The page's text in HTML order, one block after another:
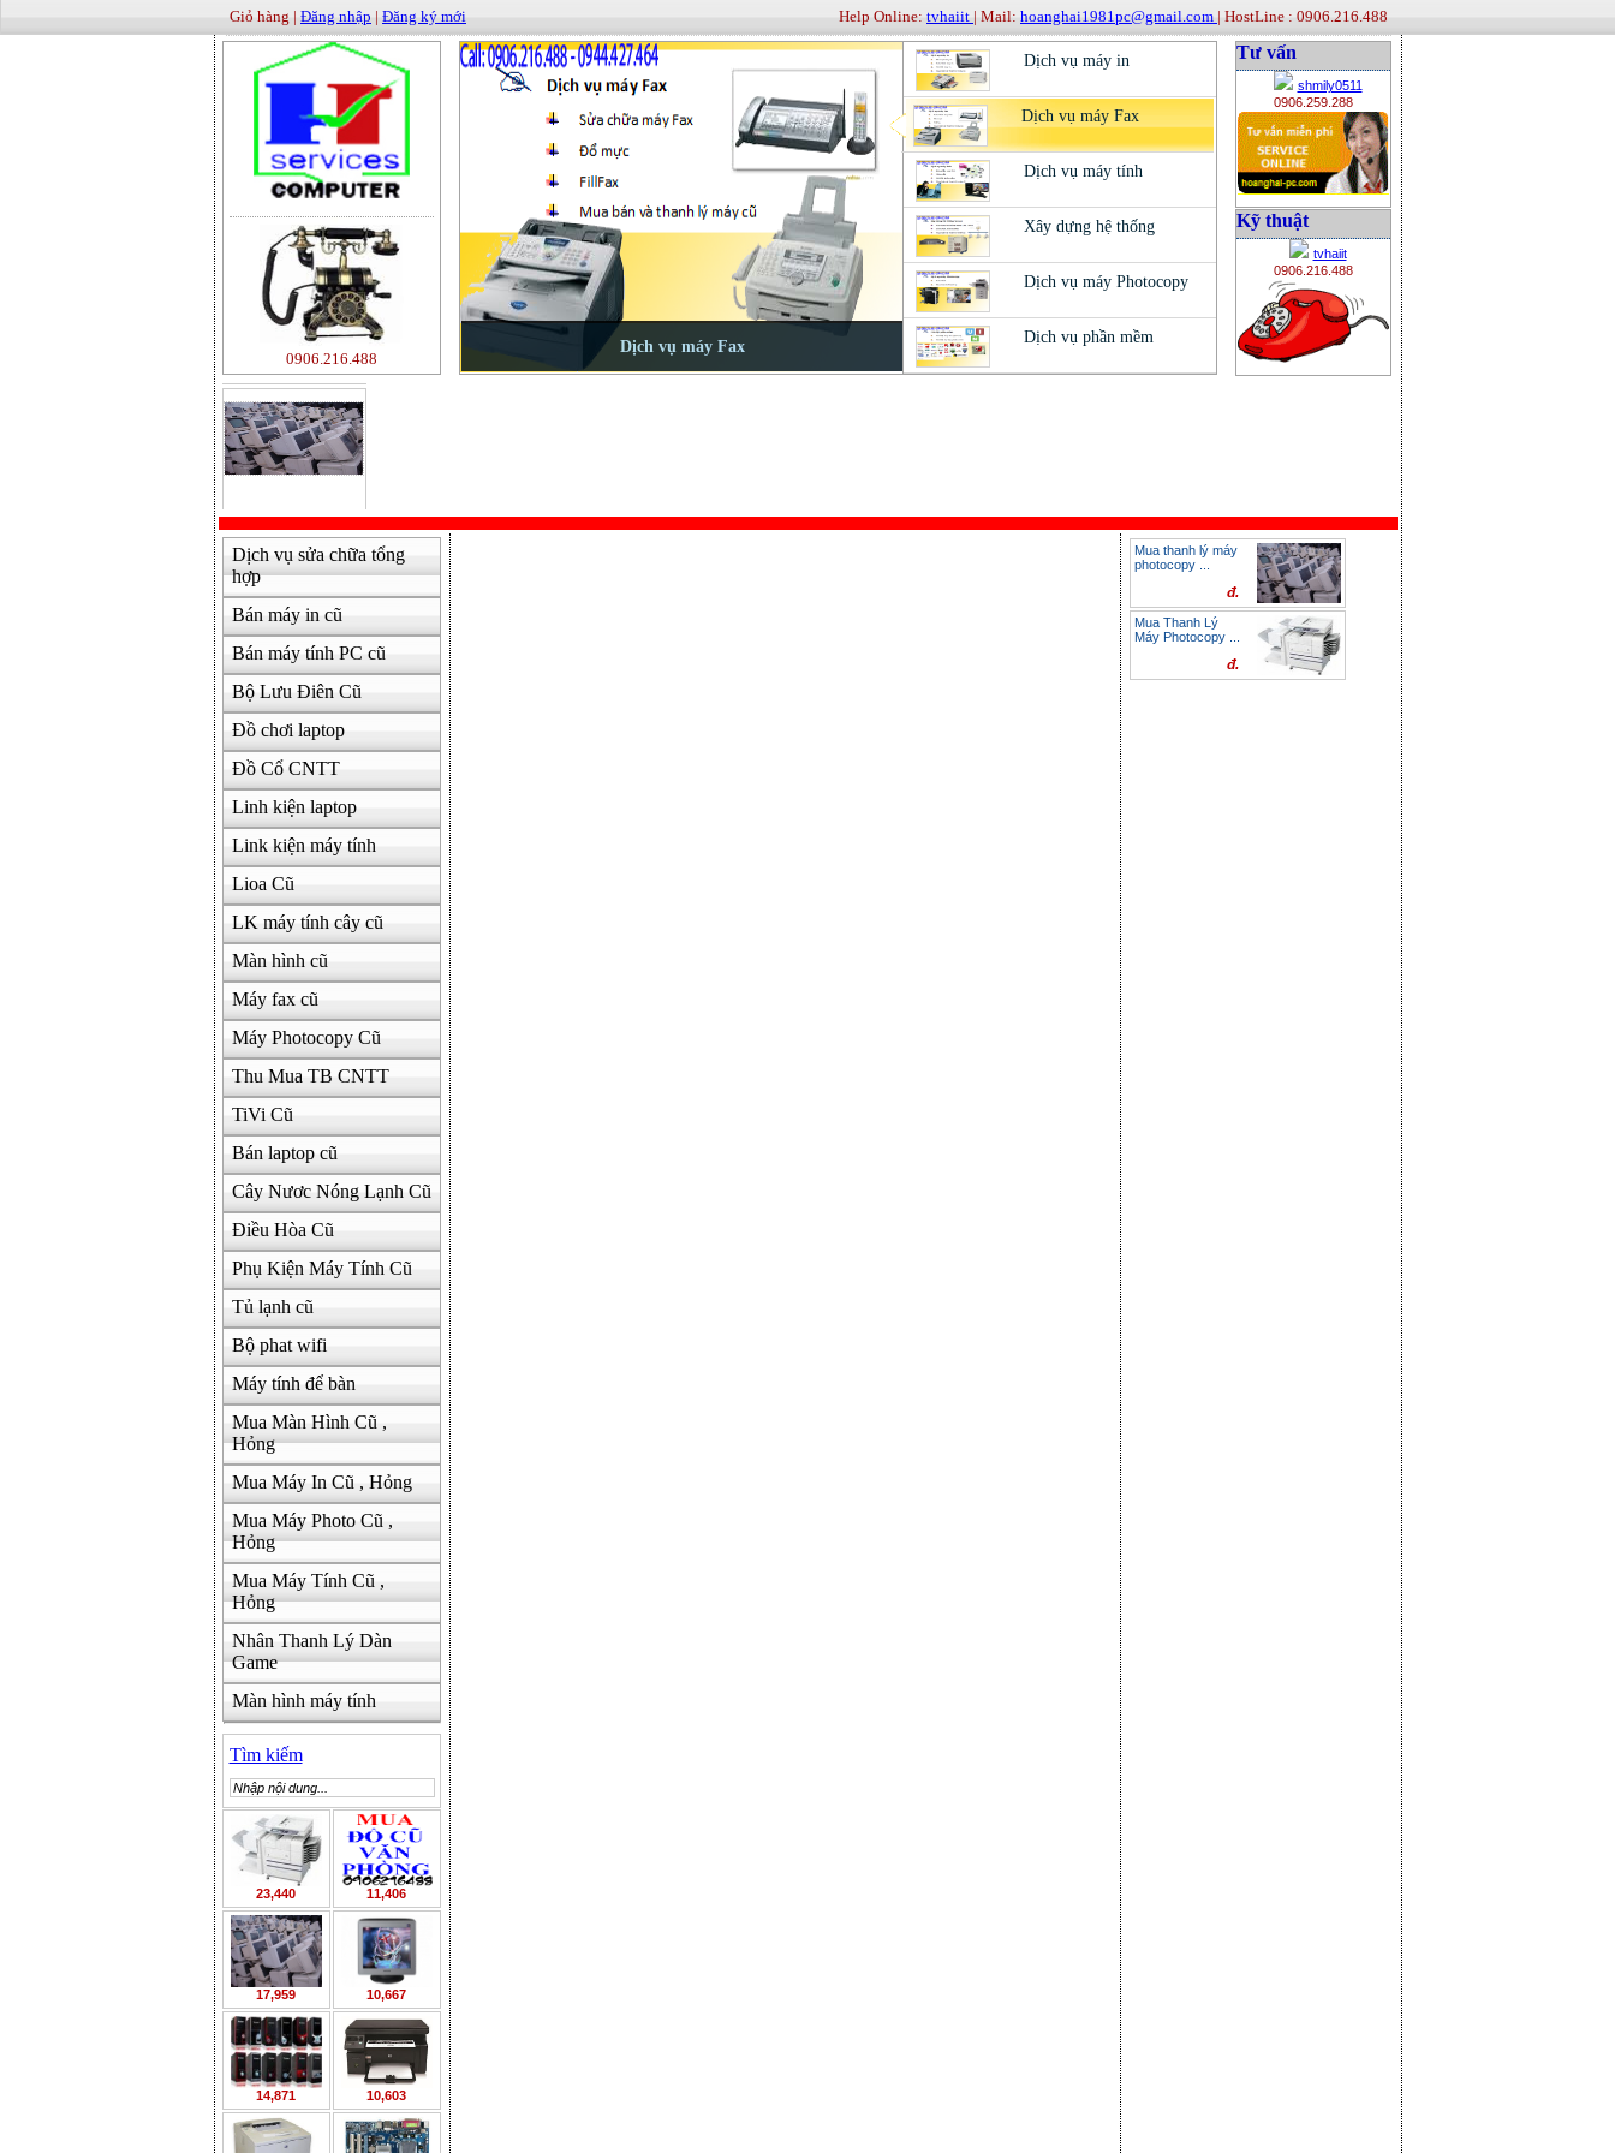
Giỏ hàng | Đăng nhập | Đăng ký mới Help Online: tvhaiit | Mail: hoanghai1981pc@gmail.com | HostLine : 0906.216.488
0906.216.488
Tư vấn
shmily0511
0906.259.288
Kỹ thuật
tvhaiit
0906.216.488
Dịch vụ sửa chữa tổng
hợp
Bán máy in cũ
Bán máy tính PC cũ
Bộ Lưu Điên Cũ
Đồ chơi laptop
Đồ Cổ CNTT
Linh kiện laptop
Link kiện máy tính
Lioa Cũ
LK máy tính cây cũ
Màn hình cũ
Máy fax cũ
Máy Photocopy Cũ
Thu Mua TB CNTT
TiVi Cũ
Bán laptop cũ
Cây Nươc Nóng Lạnh Cũ
Điều Hòa Cũ
Phụ Kiện Máy Tính Cũ
Tủ lạnh cũ
Bộ phat wifi
Máy tính để bàn
Mua Màn Hình Cũ ,
Hỏng
Mua Máy In Cũ , Hỏng
Mua Máy Photo Cũ ,
Hỏng
Mua Máy Tính Cũ ,
Hỏng
Nhân Thanh Lý Dàn
Game
Màn hình máy tính
Tìm kiếm
23,440 11,406
17,959 10,667
14,871 10,603
Mua thanh lý máy
photocopy ...
đ.
Mua Thanh Lý
Máy Photocopy ...
đ.